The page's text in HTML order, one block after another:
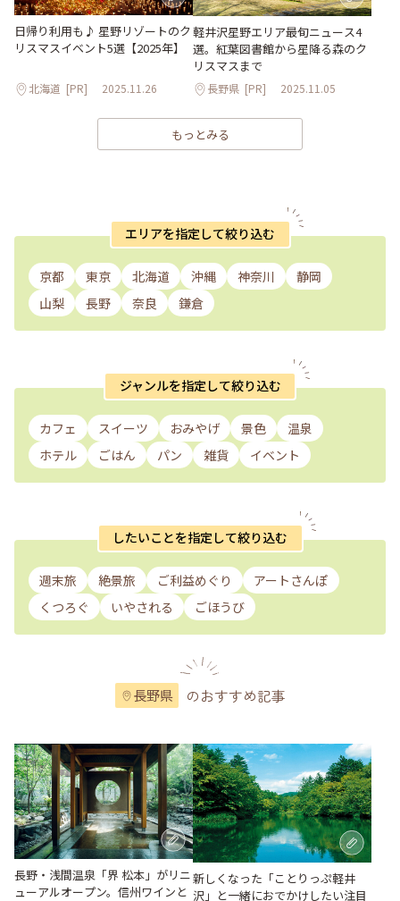
日帰り利用も♪ 星野リゾートのク
リスマスイベント5選【2025年】
北海道 [PR] 2025.11.26
軽井沢星野エリア最旬ニュース4
選。紅葉図書館から星降る森のク
リスマスまで
長野県 [PR] 2025.11.05
もっとみる
エリアを指定して絞り込む
京都 東京 北海道 沖縄 神奈川
静岡
山梨
長野 奈良 鎌倉
ジャンルを指定して絞り込む
カフェ スイーツ おみやげ 景色
温泉
ホテル
ごはん パン 雑貨 イベント
したいことを指定して絞り込む
週末旅 絶景旅 ご利益めぐり
アートさんぽ
くつろぐ
いやされる ごほうび
長野県 のおすすめ記事
長野・浅間温泉「界 松本」がリニ
ューアルオープン。信州ワインと
新しくなった「ことりっぷ軽井
沢」と一緒におでかけしたい注目